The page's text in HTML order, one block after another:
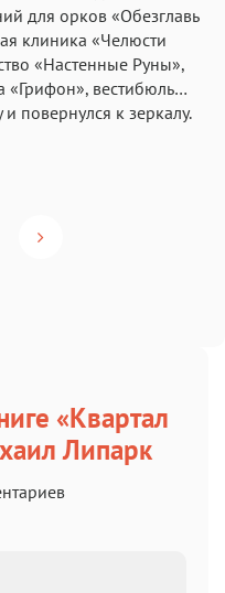
для орков «Обезглавь
клиника «Челюсти
«Настенные Руны»,
«Грифон», вестибюль…
повернулся к зеркалу.
«Квартал
Липарк